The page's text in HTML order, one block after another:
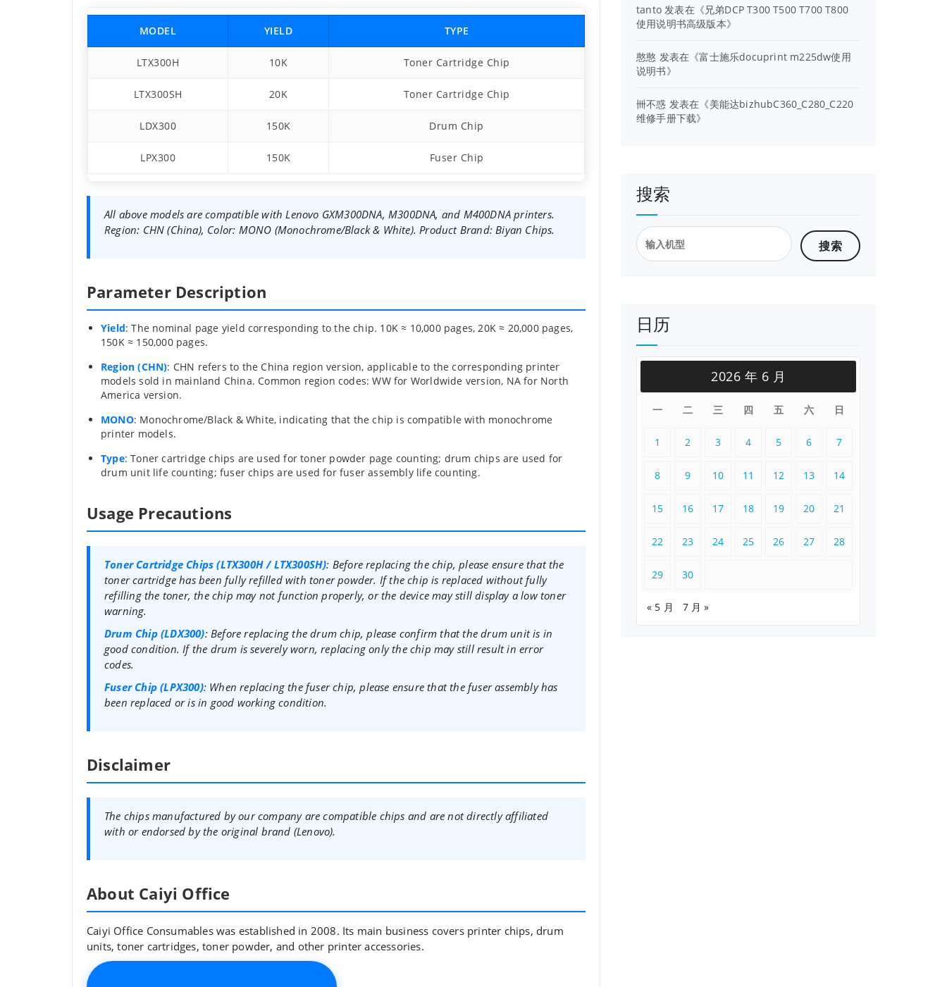
MODEL YIELD TYPE
LTX300H 10K Toner Cartridge Chip
LTX300SH 20K Toner Cartridge Chip
LDX300 150K Drum Chip
LPX300 150K Fuser Chip
All above models are compatible with Lenovo GXM300DNA, M300DNA, and M400DNA printers.
Region: CHN (China), Color: MONO (Monochrome/Black & White). Product Brand: Biyan Chips.
Parameter Description
Yield: The nominal page yield corresponding to the chip. 10K ≈ 10,000 pages, 20K ≈ 20,000 pages,
150K ≈ 150,000 pages.
Region (CHN): CHN refers to the China region version, applicable to the corresponding printer
models sold in mainland China. Common region codes: WW for Worldwide version, NA for North
America version.
MONO: Monochrome/Black & White, indicating that the chip is compatible with monochrome
printer models.
Type: Toner cartridge chips are used for toner powder page counting; drum chips are used for
drum unit life counting; fuser chips are used for fuser assembly life counting.
Usage Precautions
Toner Cartridge Chips (LTX300H / LTX300SH): Before replacing the chip, please ensure that the
toner cartridge has been fully refilled with toner powder. If the chip is replaced without fully
refilling the toner, the chip may not function properly, or the device may still display a low toner
warning.
Drum Chip (LDX300): Before replacing the drum chip, please confirm that the drum unit is in
good condition. If the drum is severely worn, replacing only the chip may still result in error
codes.
Fuser Chip (LPX300): When replacing the fuser chip, please ensure that the fuser assembly has
been replaced or is in good working condition.
Disclaimer
The chips manufactured by our company are compatible chips and are not directly affiliated
with or endorsed by the original brand (Lenovo).
About Caiyi Office
Caiyi Office Consumables was established in 2008. Its main business covers printer chips, drum
units, toner cartridges, toner powder, and other printer accessories.
tanto 发表在《 兄弟DCP T300 T500 T700 T800
使用说明书高级版本》
憨憨 发表在《富士施乐docuprint m225dw使用
说明书》
卌不惑 发表在《美能达bizhubC360_C280_C220
维修手册下载》
搜索
搜
索：
日历
2026 年 6 月
一 二 三 四 五 六 日
1 2 3 4 5 6 7
8 9 10 11 12 13 14
15 16 17 18 19 20 21
22 23 24 25 26 27 28
29 30
« 5 月 7 月 »